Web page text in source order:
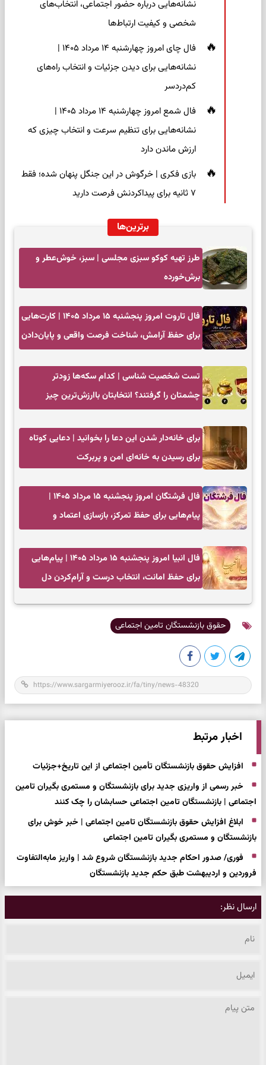
نشانه‌هایی درباره حضور اجتماعی، انتخاب‌های
شخصی و کیفیت ارتباط‌ها
فال چای امروز چهارشنبه ۱۴ مرداد ۱۴۰۵ |
نشانه‌هایی برای دیدن جزئیات و انتخاب راه‌های
کم‌دردسر
فال شمع امروز چهارشنبه ۱۴ مرداد ۱۴۰۵ |
نشانه‌هایی برای تنظیم سرعت و انتخاب چیزی که
ارزش ماندن دارد
بازی فکری | خرگوش در این جنگل پنهان شده؛ فقط
۷ ثانیه برای پیداکردنش فرصت دارید
برترین‌ها
طرز تهیه کوکو سبزی مجلسی | سبز، خوش‌عطر و
برش‌خورده
فال تاروت امروز پنجشنبه ۱۵ مرداد ۱۴۰۵ | کارت‌هایی
برای حفظ آرامش، شناخت فرصت واقعی و پایان‌دادن
تست شخصیت شناسی | کدام سکه‌ها زودتر
چشمتان را گرفتند؟ انتخابتان باارزش‌ترین چیز
برای خانه‌دار شدن این دعا را بخوانید | دعایی کوتاه
برای رسیدن به خانه‌ای امن و پربرکت
فال فرشتگان امروز پنجشنبه ۱۵ مرداد ۱۴۰۵ |
پیام‌هایی برای حفظ تمرکز، بازسازی اعتماد و
فال انبیا امروز پنجشنبه ۱۵ مرداد ۱۴۰۵ | پیام‌هایی
برای حفظ امانت، انتخاب درست و آرام‌کردن دل
حقوق بازنشستگان تامین اجتماعی
اخبار مرتبط
افزایش حقوق بازنشستگان تأمین اجتماعی از این تاریخ+جزئیات
خبر رسمی از واریزی جدید برای بازنشستگان و مستمری بگیران تامین
اجتماعی | بازنشستگان تامین اجتماعی حسابشان را چک کنند
ابلاغ افزایش حقوق بازنشستگان تامین اجتماعی | خبر خوش برای
بازنشستگان و مستمری بگیران تامین اجتماعی
فوری/ صدور احکام جدید بازنشستگان شروع شد | واریز مابه‌التفاوت
فروردین و اردیبهشت طبق حکم جدید بازنشستگان
ارسال نظر: